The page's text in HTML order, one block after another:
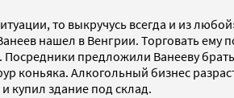
то выкручусь всегда и из
нашел в Венгрии. Торговать
Посредники предложили Ванееву
коньяка. Алкогольный бизнес
купил здание под склад.